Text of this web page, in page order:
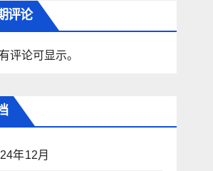
评论
评论可显示。
年12月